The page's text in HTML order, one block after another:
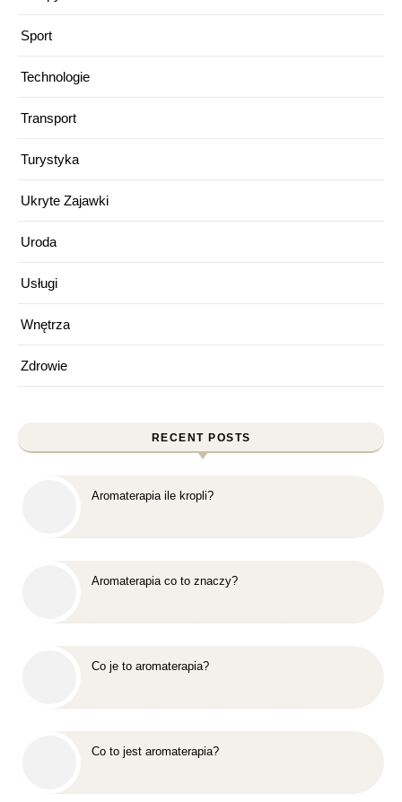
Sport
Technologie
Transport
Turystyka
Ukryte Zajawki
Uroda
Usługi
Wnętrza
Zdrowie
RECENT POSTS
Aromaterapia ile kropli?
Aromaterapia co to znaczy?
Co je to aromaterapia?
Co to jest aromaterapia?